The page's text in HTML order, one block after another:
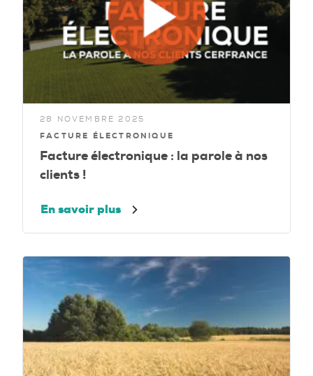
28 NOVEMBRE 2025
FACTURE ÉLECTRONIQUE
Facture électronique : la parole à nos
clients !
En savoir plus